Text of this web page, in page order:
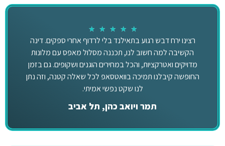
★
★
★
★
★
רצינו ירח דבש רגוע בתאילנד בלי לרדוף אחרי ספקים. דינה
הקשיבה למה חשוב לנו, תכננה מסלול מאפס עם מלונות
מדויקים ואטרקציות, והכל במחירים הוגנים ושקופים. גם בזמן
החופשה קיבלנו תמיכה בוואטסאפ לכל שאלה קטנה, וזה נתן
לנו שקט נפשי אמיתי.
תמר ויואב כהן, תל אביב